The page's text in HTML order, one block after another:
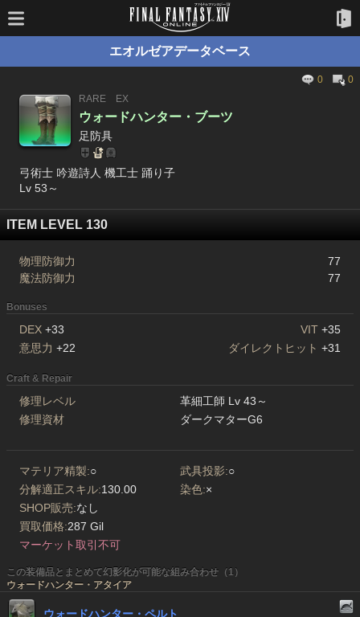
エオルゼアデータベース
0
0
RARE
EX
ウォードハンター・ブーツ
足防具
弓術士 吟遊詩人 機工士 踊り子
Lv 53～
ITEM LEVEL 130
物理防御力
77
魔法防御力
77
Bonuses
DEX +33 VIT +35
意思力 +22 ダイレクトヒット +31
Craft & Repair
修理レベル
革細工師 Lv 43～
修理資材
ダークマターG6
マテリア精製:○ 武具投影:○
分解適正スキル:130.00 染色:×
SHOP販売:なし
買取価格:287 Gil
マーケット取引不可
この装備品とまとめて幻影化が可能な組み合わせ（1）
ウォードハンター・アタイア
ウォードハンター・ペルト